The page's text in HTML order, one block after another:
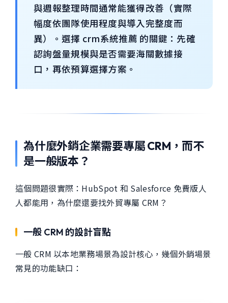
與週報整理時間通常能獲得改善（實際
幅度依團隊使用程度與導入完整度而
異）。選擇 crm系統推薦 的關鍵：先確
認詢盤量規模與是否需要海關數據接
口，再依預算選擇方案。
為什麼外銷企業需要專屬 CRM，而不
是一般版本？
這個問題很實際：HubSpot 和 Salesforce 免費版人
人都能用，為什麼還要找外貿專屬 CRM？
一般 CRM 的設計盲點
一般 CRM 以本地業務場景為設計核心，幾個外銷場景
常見的功能缺口：